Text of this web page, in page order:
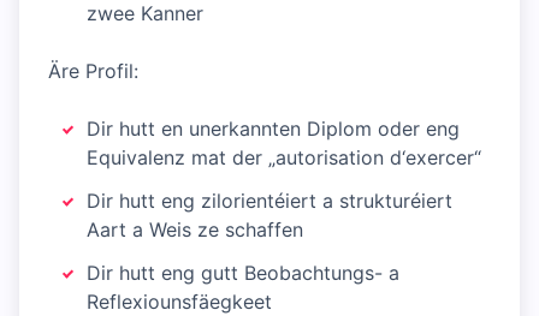
zwee Kanner
Äre Profil:
Dir hutt en unerkannten Diplom oder eng
Equivalenz mat der „autorisation d‘exercer“
Dir hutt eng zilorientéiert a strukturéiert
Aart a Weis ze schaffen
Dir hutt eng gutt Beobachtungs- a
Reflexiounsfäegkeet